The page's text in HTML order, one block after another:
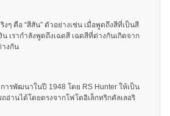
ๆ คือ “สีสัน” ตัวอย่างเช่น เมื่อพูดถึงสีที่เป็นสี
น เรากำลังพูดถึงเฉดสี เฉดสีที่ต่างกันเกิดจาก
งกัน
ารพัฒนาในปี 1948 โดย RS Hunter ให้เป็น
อ่านได้โดยตรงจากโฟโตอิเล็กทริกคัลเลอริ